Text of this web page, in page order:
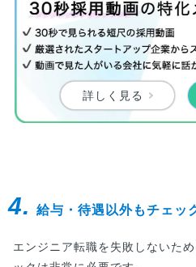
詳しく見る
4. 給与・待遇以外もチェッ
エンジニア転職を失敗しないた